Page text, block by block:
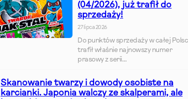
(04/2026), już trafił do
sprzedaży!
27 lipca 2026
Do punktów sprzedaży w całej
trafił właśnie najnowszy numer
prasowy z serii…
Skanowanie twarzy i dowody osobiste na
karcianki. Japonia walczy ze skalperami, ale